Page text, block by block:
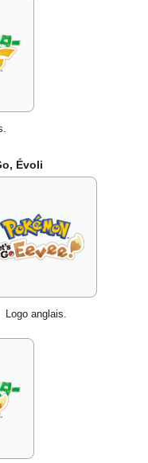
Évoli
Logo anglais.